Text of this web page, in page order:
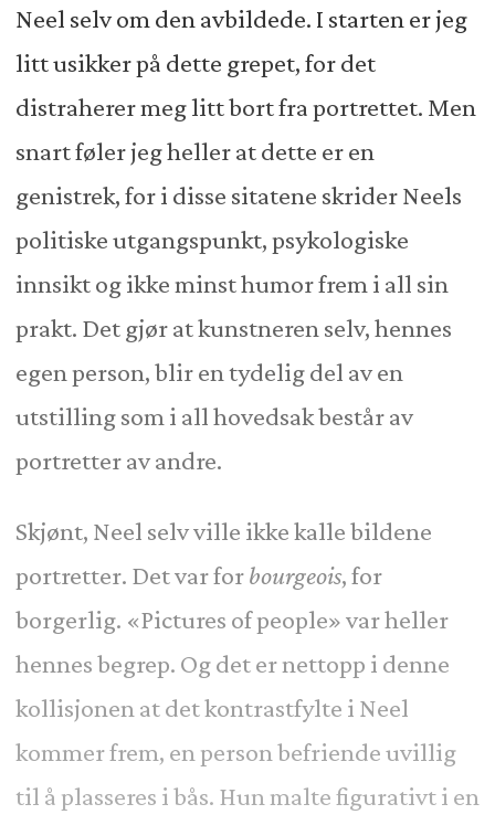
Neel selv om den avbildede. I starten er jeg
litt usikker på dette grepet, for det
distraherer meg litt bort fra portrettet. Men
snart føler jeg heller at dette er en
genistrek, for i disse sitatene skrider Neels
politiske utgangspunkt, psykologiske
innsikt og ikke minst humor frem i all sin
prakt. Det gjør at kunstneren selv, hennes
egen person, blir en tydelig del av en
utstilling som i all hovedsak består av
portretter av andre.
Skjønt, Neel selv ville ikke kalle bildene
portretter. Det var forbourgeois, for
borgerlig. «Pictures of people» var heller
hennes begrep. Og det er nettopp i denne
kollisjonen at det kontrastfylte i Neel
kommer frem, en person befriende uvillig
til å plasseres i bås. Hun malte figurativt i en